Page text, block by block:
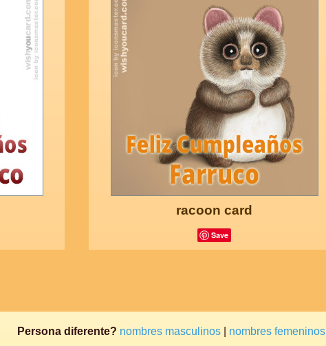
racoon card
Save
Persona diferente? nombres masculinos nombres femeninos